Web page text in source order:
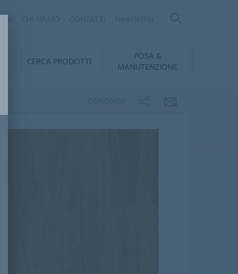
CERCA PRODOTTI
POSA &
MANUTENZIONE